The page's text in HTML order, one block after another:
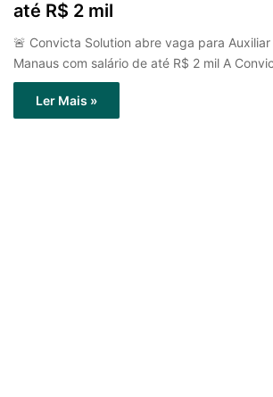
até R$ 2 mil
🚨 Convicta Solution abre vaga para
Manaus com salário de até R$ 2 mil A
Ler Mais »